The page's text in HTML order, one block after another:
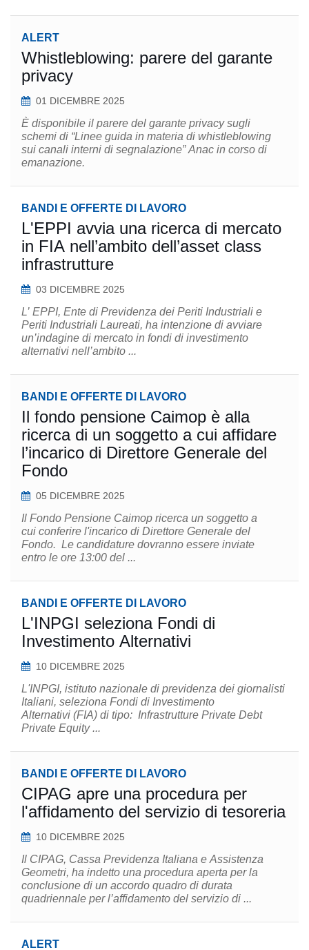
ALERT
Whistleblowing: parere del garante
privacy
01 DICEMBRE 2025
È disponibile il parere del garante privacy sugli
schemi di “Linee guida in materia di whistleblowing
sui canali interni di segnalazione” Anac in corso di
emanazione.
BANDI E OFFERTE DI LAVORO
L'EPPI avvia una ricerca di mercato
in FIA nell’ambito dell’asset class
infrastrutture
03 DICEMBRE 2025
L’ EPPI, Ente di Previdenza dei Periti Industriali e
Periti Industriali Laureati, ha intenzione di avviare
un’indagine di mercato in fondi di investimento
alternativi nell’ambito ...
BANDI E OFFERTE DI LAVORO
Il fondo pensione Caimop è alla
ricerca di un soggetto a cui affidare
l’incarico di Direttore Generale del
Fondo
05 DICEMBRE 2025
Il Fondo Pensione Caimop ricerca un soggetto a
cui conferire l'incarico di Direttore Generale del
Fondo. Le candidature dovranno essere inviate
entro le ore 13:00 del ...
BANDI E OFFERTE DI LAVORO
L'INPGI seleziona Fondi di
Investimento Alternativi
10 DICEMBRE 2025
L'INPGI, istituto nazionale di previdenza dei giornalisti
Italiani, seleziona Fondi di Investimento
Alternativi (FIA) di tipo: Infrastrutture Private Debt
Private Equity ...
BANDI E OFFERTE DI LAVORO
CIPAG apre una procedura per
l'affidamento del servizio di tesoreria
10 DICEMBRE 2025
Il CIPAG, Cassa Previdenza Italiana e Assistenza
Geometri, ha indetto una procedura aperta per la
conclusione di un accordo quadro di durata
quadriennale per l’affidamento del servizio di ...
ALERT